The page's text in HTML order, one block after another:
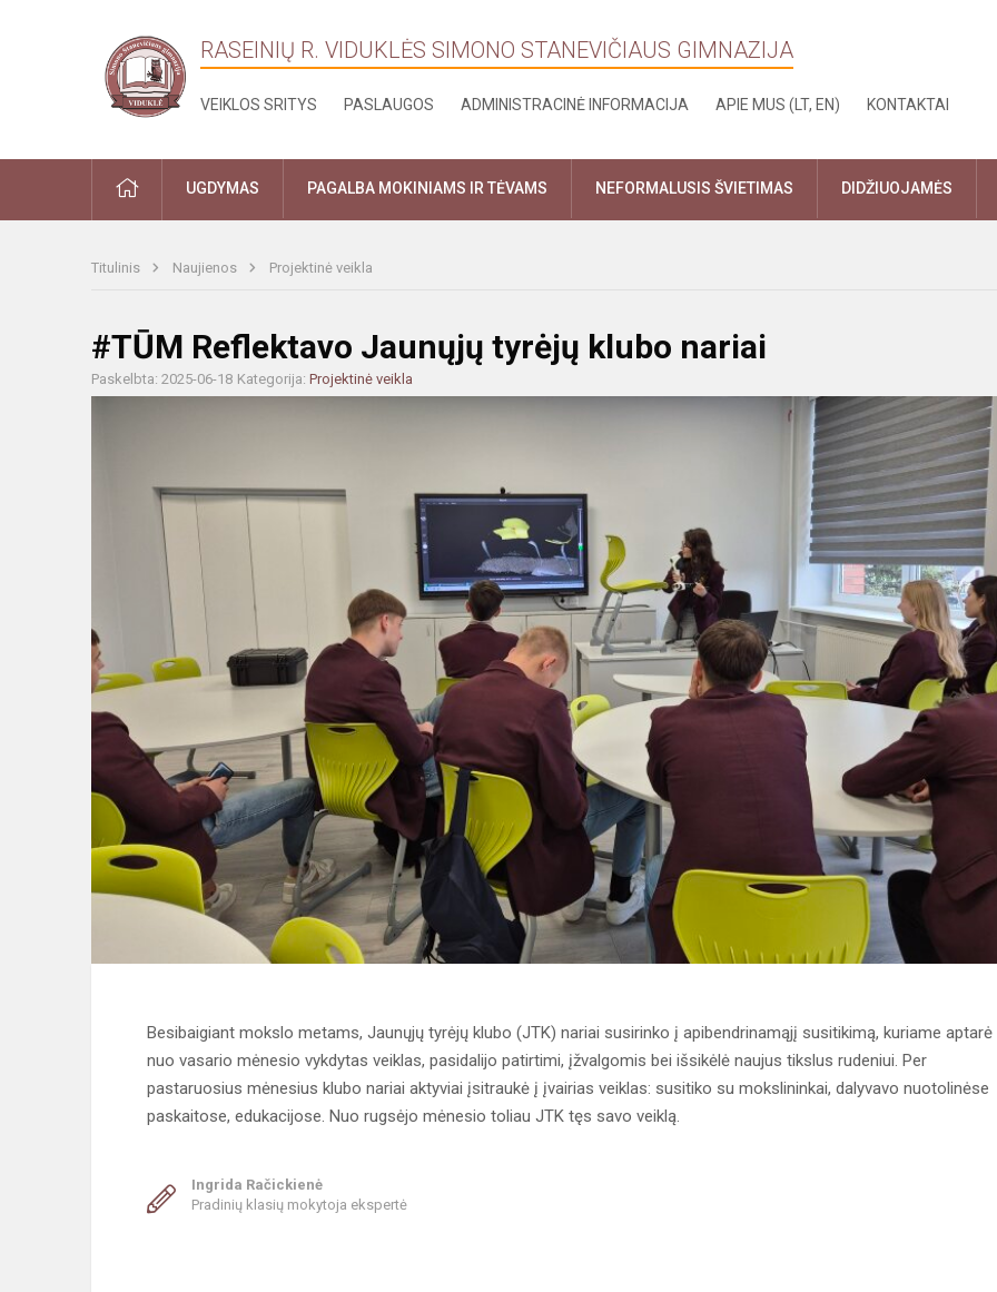
RASEINIŲ R. VIDUKLĖS SIMONO STANEVIČIAUS GIMNAZIJA
VEIKLOS SRITYS PASLAUGOS ADMINISTRACINĖ INFORMACIJA APIE MUS (LT, EN) KONTAKTAI
PRADŽIAUGDYMAS PAGALBA MOKINIAMS IR TĖVAMS NEFORMALUSIS ŠVIETIMAS DIDŽIUOJAMĖS
Titulinis Naujienos Projektinė veikla
#TŪM Reflektavo Jaunųjų tyrėjų klubo nariai
Paskelbta: 2025-06-18 Kategorija: Projektinė veikla
Besibaigiant mokslo metams, Jaunųjų tyrėjų klubo (JTK) nariai susirinko į apibendrinamąjį susitikimą, kuriame aptarė
nuo vasario mėnesio vykdytas veiklas, pasidalijo patirtimi, įžvalgomis bei išsikėlė naujus tikslus rudeniui. Per
pastaruosius mėnesius klubo nariai aktyviai įsitraukė į įvairias veiklas: susitiko su mokslininkai, dalyvavo nuotolinėse
paskaitose, edukacijose. Nuo rugsėjo mėnesio toliau JTK tęs savo veiklą.
Ingrida Račickienė
Pradinių klasių mokytoja ekspertė